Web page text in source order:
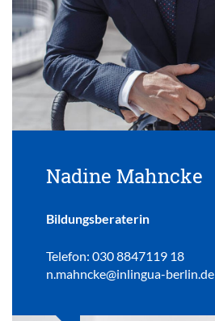
Nadine Mahncke
Bildungsberaterin
Telefon: 030 8847119 18
n.mahncke@inlingua-berlin.de